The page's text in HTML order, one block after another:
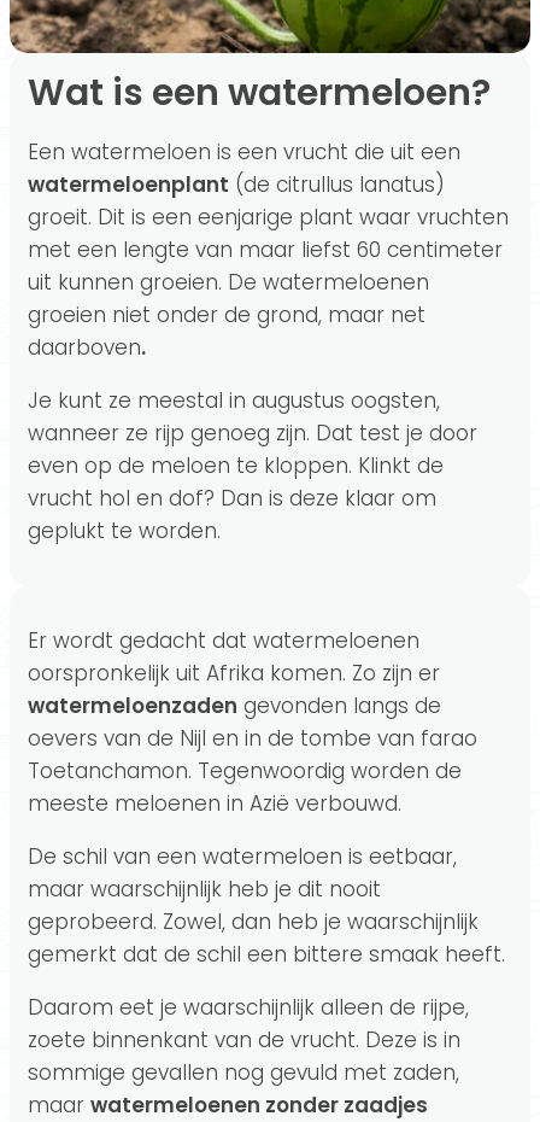
Wat is een watermeloen?
Een watermeloen is een vrucht die uit een
watermeloenplant (de citrullus lanatus)
groeit. Dit is een eenjarige plant waar vruchten
met een lengte van maar liefst 60 centimeter
uit kunnen groeien. De watermeloenen
groeien niet onder de grond, maar net
daarboven.
Je kunt ze meestal in augustus oogsten,
wanneer ze rijp genoeg zijn. Dat test je door
even op de meloen te kloppen. Klinkt de
vrucht hol en dof? Dan is deze klaar om
geplukt te worden.
Er wordt gedacht dat watermeloenen
oorspronkelijk uit Afrika komen. Zo zijn er
watermeloenzaden gevonden langs de
oevers van de Nijl en in de tombe van farao
Toetanchamon. Tegenwoordig worden de
meeste meloenen in Azië verbouwd.
De schil van een watermeloen is eetbaar,
maar waarschijnlijk heb je dit nooit
geprobeerd. Zowel, dan heb je waarschijnlijk
gemerkt dat de schil een bittere smaak heeft.
Daarom eet je waarschijnlijk alleen de rijpe,
zoete binnenkant van de vrucht. Deze is in
sommige gevallen nog gevuld met zaden,
maar watermeloenen zonder zaadjes